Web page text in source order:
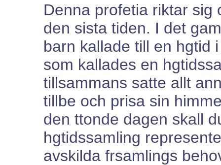
Denna profetia riktar sig
den sista tiden. I det
barn kallade till en hgtid
som kallades en
tillsammans satte allt
tillbe och prisa sin
den ttonde dagen skall
hgtidssamling
avskilda frsamlings